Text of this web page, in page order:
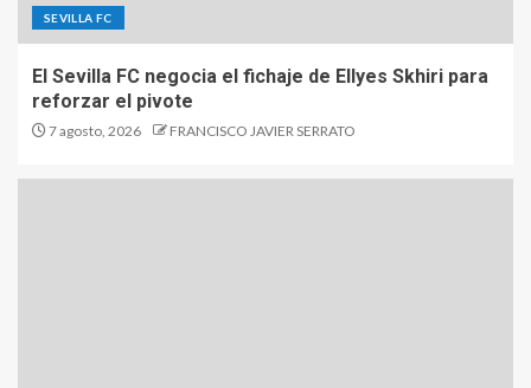
SEVILLA FC
El Sevilla FC negocia el fichaje de Ellyes Skhiri para
reforzar el pivote
7 agosto, 2026 FRANCISCO JAVIER SERRATO